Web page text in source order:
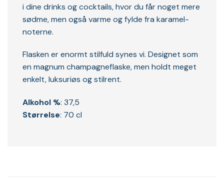
i dine drinks og cocktails, hvor du får noget mere
sødme, men også varme og fylde fra karamel-
noterne.
Flasken er enormt stilfuld synes vi. Designet som
en magnum champagneflaske, men holdt meget
enkelt, luksuriøs og stilrent.
Alkohol %: 37,5
Størrelse: 70 cl